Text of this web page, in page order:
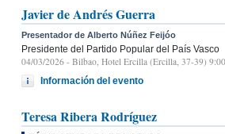
Javier de Andrés Guerra
Presentador de Alberto Núñez Feijóo
Presidente del Partido Popular del País Vasco
04/03/2026 - Bilbao, Hotel Ercilla (Ercilla, 37-39)
Información del evento
Teresa Ribera Rodríguez